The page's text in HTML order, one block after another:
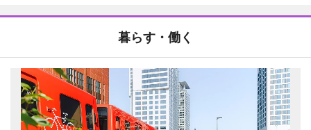
暮らす・働く